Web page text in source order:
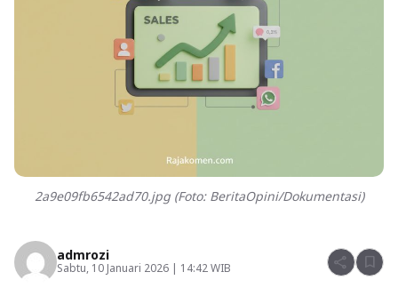
2a9e09fb6542ad70.jpg (Foto: BeritaOpini/Dokumentasi)
admrozi
Sabtu, 10 Januari 2026 | 14:42 WIB share bookmark